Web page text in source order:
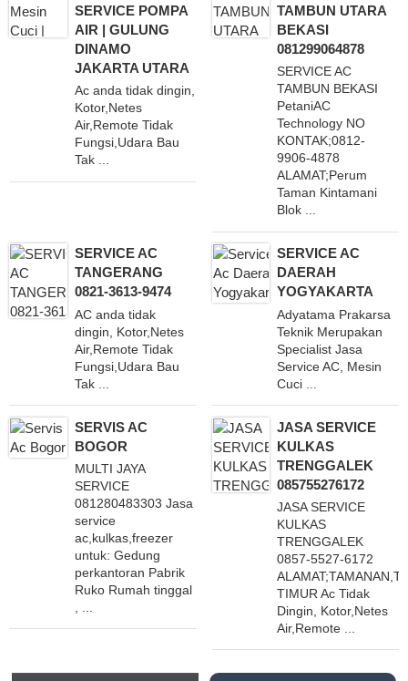
SERVICE POMPA
AIR | GULUNG
DINAMO
JAKARTA UTARA
Ac anda tidak dingin,
Kotor,Netes
Air,Remote Tidak
Fungsi,Udara Bau
Tak ...
TAMBUN UTARA
BEKASI
081299064878
SERVICE AC
TAMBUN BEKASI
PetaniAC
Technology NO
KONTAK;0812-
9906-4878
ALAMAT;Perum
Taman Kintamani
Blok ...
SERVICE AC
TANGERANG
0821-3613-9474
AC anda tidak
dingin, Kotor,Netes
Air,Remote Tidak
Fungsi,Udara Bau
Tak ...
SERVICE AC
DAERAH
YOGYAKARTA
Adyatama Prakarsa
Teknik Merupakan
Specialist Jasa
Service AC, Mesin
Cuci ...
SERVIS AC
BOGOR
MULTI JAYA
SERVICE
081280483303 Jasa
service
ac,kulkas,freezer
untuk: Gedung
perkantoran Pabrik
Ruko Rumah tinggal
JASA SERVICE
KULKAS
TRENGGALEK
085755276172
JASA SERVICE
KULKAS
TRENGGALEK
0857-5527-6172
TIMUR Ac Tidak
Dingin, Kotor,Netes
Air,Remote ...